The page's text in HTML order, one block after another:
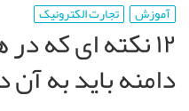
آموزش تجارت الکترونیک
۱۲ نکته ای که
دامنه باید به